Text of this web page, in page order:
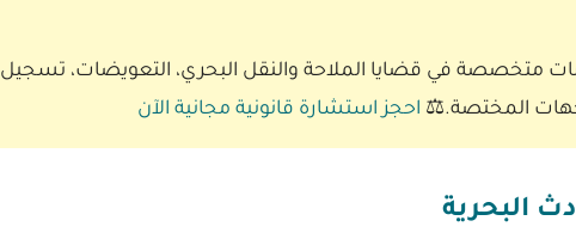
متخصصة في قضايا الملاحة والنقل البحري، التعويضات، تسجيل
المختصة.⚖️ احجز استشارة قانونية مجانية الآن
البحرية